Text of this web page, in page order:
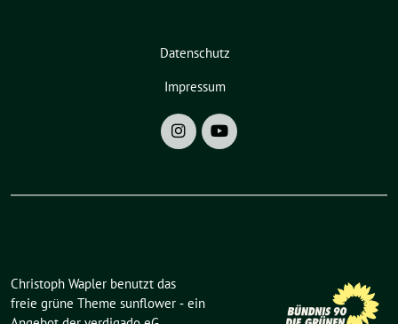
Datenschutz
Impressum
Christoph Wapler benutzt das
freie grüne Theme sunflower ‐ ein